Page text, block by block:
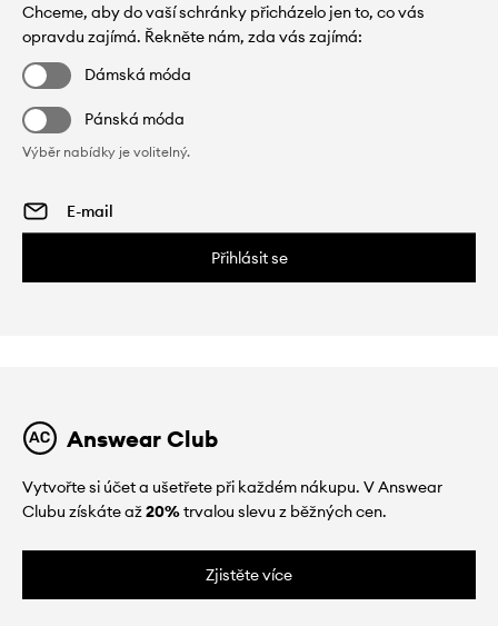
Chceme, aby do vaší schránky přicházelo jen to, co vás
opravdu zajímá. Řekněte nám, zda vás zajímá:
Dámská móda
Pánská móda
Výběr nabídky je volitelný.
Přihlásit se
Answear Club
Vytvořte si účet a ušetřete při každém nákupu. V Answear
Clubu získáte až20%trvalou slevu z běžných cen.
Zjistěte více